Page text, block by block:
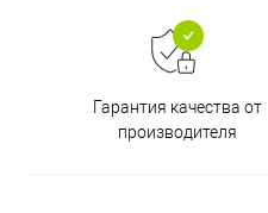
Гарантия качества от
производителя